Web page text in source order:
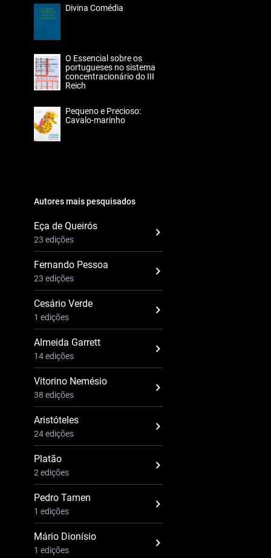
Divina Comédia
O Essencial sobre os
portugueses no sistema
concentracionário do III
Reich
Pequeno e Precioso:
Cavalo-marinho
Autores mais pesquisados
Eça de Queirós
23 edições
Fernando Pessoa
23 edições
Cesário Verde
1 edições
Almeida Garrett
14 edições
Vitorino Nemésio
38 edições
Aristóteles
24 edições
Platão
2 edições
Pedro Tamen
1 edições
Mário Dionísio
1 edições